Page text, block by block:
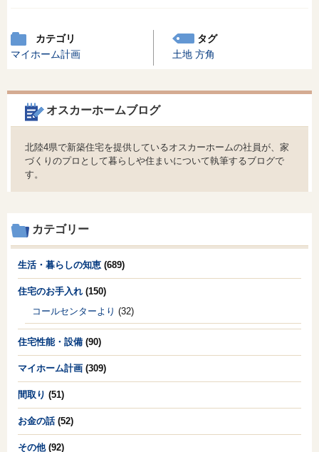
カテゴリ
マイホーム計画
タグ
土地 方角
オスカーホームブログ
北陸4県で新築住宅を提供しているオスカーホームの社員が、家
づくりのプロとして暮らしや住まいについて執筆するブログで
す。
カテゴリー
生活・暮らしの知恵 (689)
住宅のお手入れ (150)
コールセンターより (32)
住宅性能・設備 (90)
マイホーム計画 (309)
間取り (51)
お金の話(52)
その他(92)